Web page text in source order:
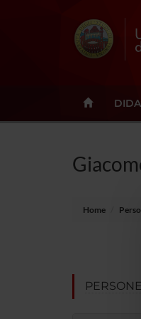
Home
PERSONE